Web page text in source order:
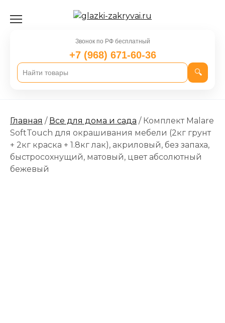
Звонок по РФ бесплатный
+7 (968) 671-60-36
🔍
Главная / Все для дома и сада / Комплект Malare
SoftTouch для окрашивания мебели (2кг грунт
+ 2кг краска + 1.8кг лак), акриловый, без запаха,
быстросохнущий, матовый, цвет абсолютный
бежевый